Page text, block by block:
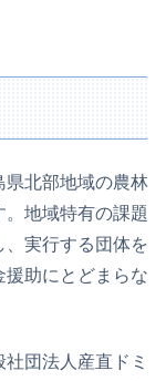
北部地域の農林
地域特有の課題
、実行する団体を
助にとどまらな
団法人産直ドミ